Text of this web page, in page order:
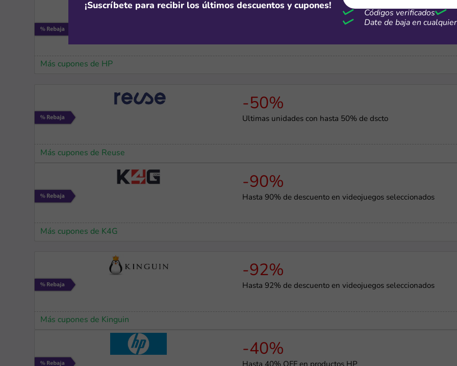
Más cupones de HP
-50%
Últimas unidades con hasta 50% de dscto
Más cupones de Reuse
-90%
Hasta 90% de descuento en videojuegos seleccionados
Más cupones de K4G
-92%
Hasta 92% de descuento en videojuegos seleccionados
Más cupones de Kinguin
-40%
¡Suscríbete para recibir los últimos descuentos y cupones!
Códigos verificados
Date de baja en